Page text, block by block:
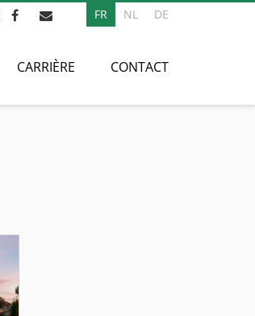
FR NL DE
CARRIÈRE CONTACT